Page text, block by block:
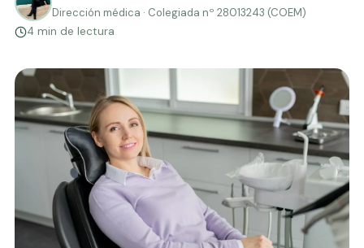
Dirección médica · Colegiada nº 28013243 (COEM)
4 min de lectura